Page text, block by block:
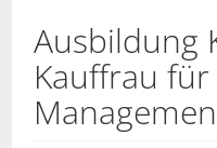
Ausbildung
Kauffrau für